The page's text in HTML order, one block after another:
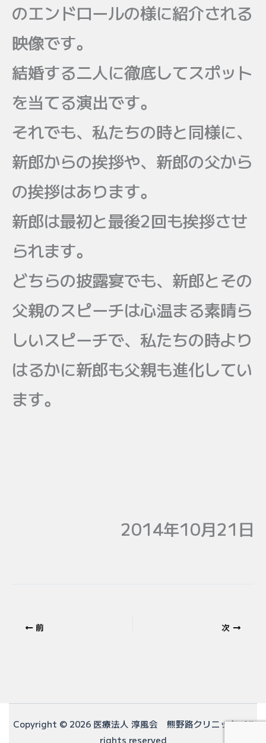
のエンドロールの様に紹介される
映像です。
結婚する二人に徹底してスポット
を当てる演出です。
それでも、私たちの時と同様に、
新郎からの挨拶や、新郎の父から
の挨拶はあります。
新郎は最初と最後2回も挨拶させ
られます。
どちらの披露宴でも、新郎とその
父親のスピーチは心温まる素晴ら
しいスピーチで、私たちの時より
はるかに新郎も父親も進化してい
ます。
2014年10月21日
前 次
Copyright © 2026 医療法人 淳風会 熊野路クリニック All
rights reserved